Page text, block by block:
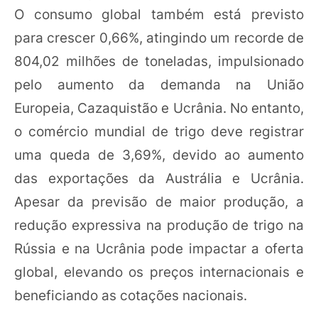
O consumo global também está previsto
para crescer 0,66%, atingindo um recorde de
804,02 milhões de toneladas, impulsionado
pelo aumento da demanda na União
Europeia, Cazaquistão e Ucrânia. No entanto,
o comércio mundial de trigo deve registrar
uma queda de 3,69%, devido ao aumento
das exportações da Austrália e Ucrânia.
Apesar da previsão de maior produção, a
redução expressiva na produção de trigo na
Rússia e na Ucrânia pode impactar a oferta
global, elevando os preços internacionais e
beneficiando as cotações nacionais.